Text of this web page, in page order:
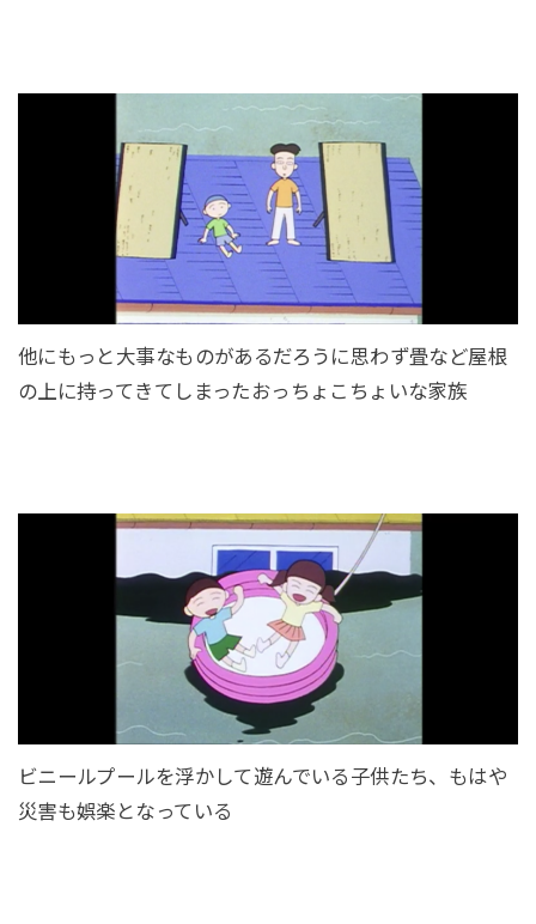
他にもっと大事なものがあるだろうに思わず畳など屋根
の上に持ってきてしまったおっちょこちょいな家族
ビニールプールを浮かして遊んでいる子供たち、もはや
災害も娯楽となっている